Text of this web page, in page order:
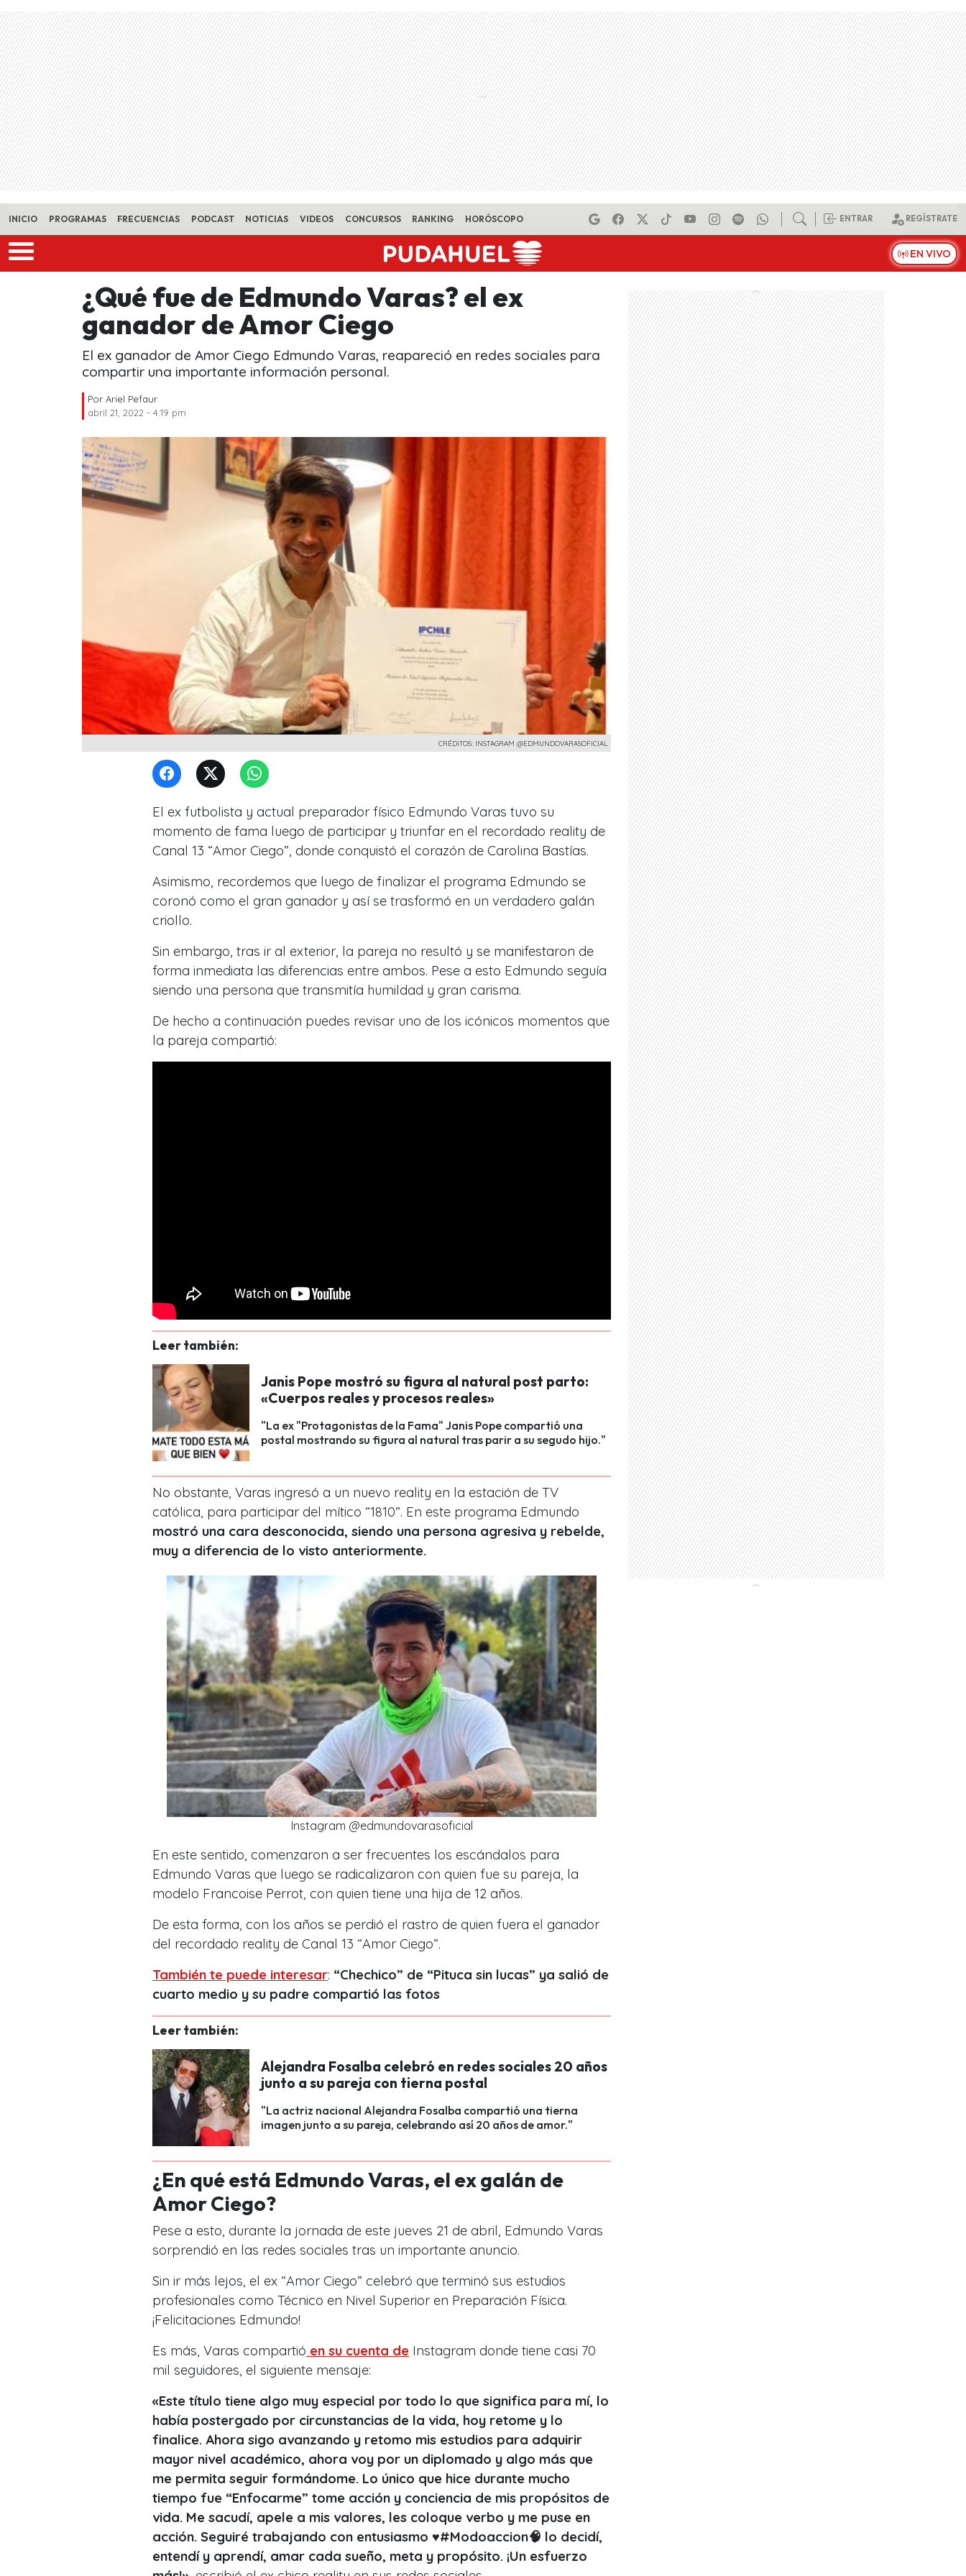
Skip to main content
INICIO PROGRAMAS FRECUENCIAS PODCAST NOTICIAS VIDEOS CONCURSOS RANKING HORÓSCOPO ENTRAR REGÍSTRATE
EN VIVO
¿Qué fue de Edmundo Varas? el ex
ganador de Amor Ciego
El ex ganador de Amor Ciego Edmundo Varas, reapareció en redes sociales para
compartir una importante información personal.
Por Ariel Pefaur
abril 21, 2022 - 4:19 pm
CRÉDITOS: INSTAGRAM @EDMUNDOVARASOFICIAL
El ex futbolista y actual preparador físico Edmundo Varas tuvo su
momento de fama luego de participar y triunfar en el recordado reality de
Canal 13 “Amor Ciego”, donde conquistó el corazón de Carolina Bastías.
Asimismo, recordemos que luego de finalizar el programa Edmundo se
coronó como el gran ganador y así se trasformó en un verdadero galán
criollo.
Sin embargo, tras ir al exterior, la pareja no resultó y se manifestaron de
forma inmediata las diferencias entre ambos. Pese a esto Edmundo seguía
siendo una persona que transmitía humildad y gran carisma.
De hecho a continuación puedes revisar uno de los icónicos momentos que
la pareja compartió:
Leer también:
Janis Pope mostró su figura al natural post parto:
«Cuerpos reales y procesos reales»
"La ex "Protagonistas de la Fama" Janis Pope compartió una
postal mostrando su figura al natural tras parir a su segudo hijo."
No obstante, Varas ingresó a un nuevo reality en la estación de TV
católica, para participar del mítico “1810”. En este programa Edmundo
mostró una cara desconocida, siendo una persona agresiva y rebelde,
muy a diferencia de lo visto anteriormente.
Instagram @edmundovarasoficial
En este sentido, comenzaron a ser frecuentes los escándalos para
Edmundo Varas que luego se radicalizaron con quien fue su pareja, la
modelo Francoise Perrot, con quien tiene una hija de 12 años.
De esta forma, con los años se perdió el rastro de quien fuera el ganador
del recordado reality de Canal 13 “Amor Ciego”.
También te puede interesar: “Chechico” de “Pituca sin lucas” ya salió de
cuarto medio y su padre compartió las fotos
Leer también:
Alejandra Fosalba celebró en redes sociales 20 años
junto a su pareja con tierna postal
"La actriz nacional Alejandra Fosalba compartió una tierna
imagen junto a su pareja, celebrando así 20 años de amor."
¿En qué está Edmundo Varas, el ex galán de
Amor Ciego?
Pese a esto, durante la jornada de este jueves 21 de abril, Edmundo Varas
sorprendió en las redes sociales tras un importante anuncio.
Sin ir más lejos, el ex “Amor Ciego” celebró que terminó sus estudios
profesionales como Técnico en Nivel Superior en Preparación Física.
¡Felicitaciones Edmundo!
Es más, Varas compartió en su cuenta de Instagram donde tiene casi 70
mil seguidores, el siguiente mensaje:
«Este título tiene algo muy especial por todo lo que significa para mí, lo
había postergado por circunstancias de la vida, hoy retome y lo
finalice. Ahora sigo avanzando y retomo mis estudios para adquirir
mayor nivel académico, ahora voy por un diplomado y algo más que
me permita seguir formándome. Lo único que hice durante mucho
tiempo fue “Enfocarme” tome acción y conciencia de mis propósitos de
vida. Me sacudí, apele a mis valores, les coloque verbo y me puse en
acción. Seguiré trabajando con entusiasmo ♥️#Modoaccion🧠 lo decidí,
entendí y aprendí, amar cada sueño, meta y propósito. ¡Un esfuerzo